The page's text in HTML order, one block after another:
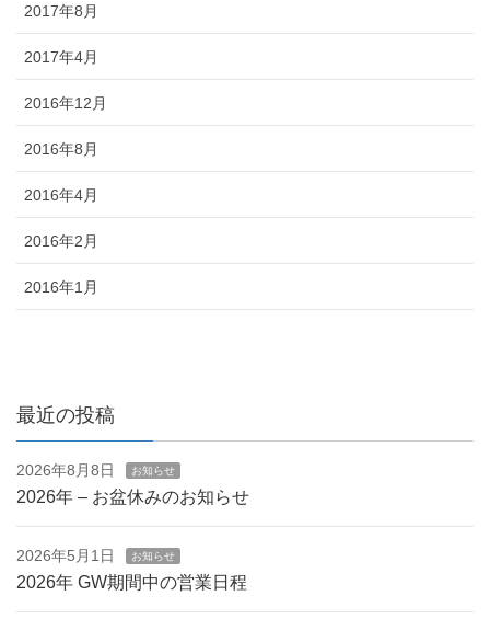
2017年8月
2017年4月
2016年12月
2016年8月
2016年4月
2016年2月
2016年1月
最近の投稿
2026年8月8日 お知らせ
2026年 – お盆休みのお知らせ
2026年5月1日 お知らせ
2026年 GW期間中の営業日程